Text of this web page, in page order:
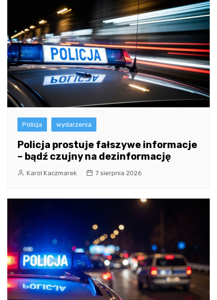
Policja wydarzenia
Policja prostuje fałszywe informacje
– bądź czujny na dezinformację
Karol Kaczmarek 7 sierpnia 2026